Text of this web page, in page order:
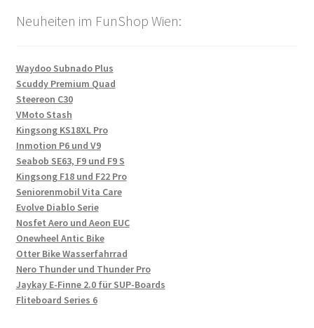
Neuheiten im FunShop Wien:
Waydoo Subnado Plus
Scuddy Premium Quad
Steereon C30
VMoto Stash
Kingsong KS18XL Pro
Inmotion P6 und V9
Seabob SE63, F9 und F9 S
Kingsong F18 und F22 Pro
Seniorenmobil Vita Care
Evolve Diablo Serie
Nosfet Aero und Aeon EUC
Onewheel Antic Bike
Otter Bike Wasserfahrrad
Nero Thunder und Thunder Pro
Jaykay E-Finne 2.0 für SUP-Boards
Fliteboard Series 6